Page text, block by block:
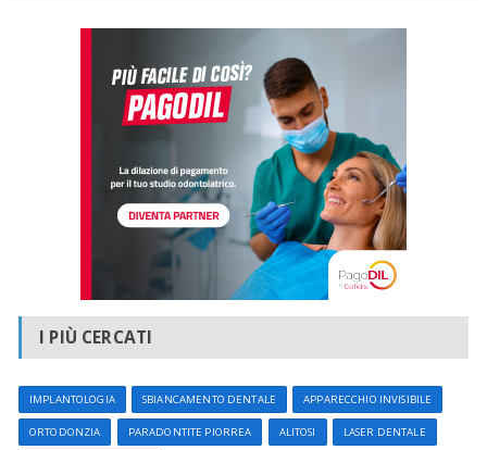
I PIÙ CERCATI
IMPLANTOLOGIA SBIANCAMENTO DENTALE APPARECCHIO INVISIBILE
ORTODONZIA PARADONTITE PIORREA ALITOSI LASER DENTALE